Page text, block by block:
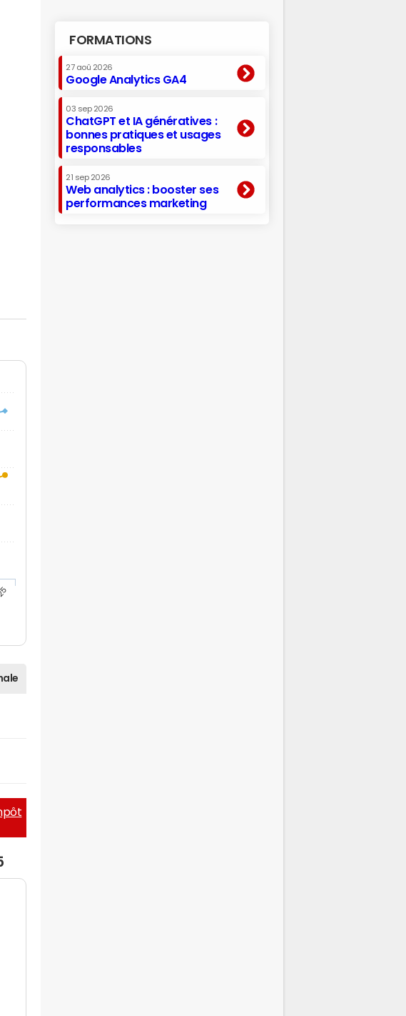
FORMATIONS
27 aoû 2026
Google Analytics GA4
03 sep 2026
ChatGPT et IA génératives :
bonnes pratiques et usages
responsables
21 sep 2026
Web analytics : booster ses
performances marketing